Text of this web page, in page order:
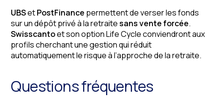
UBSetPostFinance permettent de verser les fonds
sur un dépôt privé à la retraitesans vente forcée.
Swisscantoet son option Life Cycle conviendront aux
profils cherchant une gestion qui réduit
automatiquement le risque à l’approche de la retraite.
Questions fréquentes